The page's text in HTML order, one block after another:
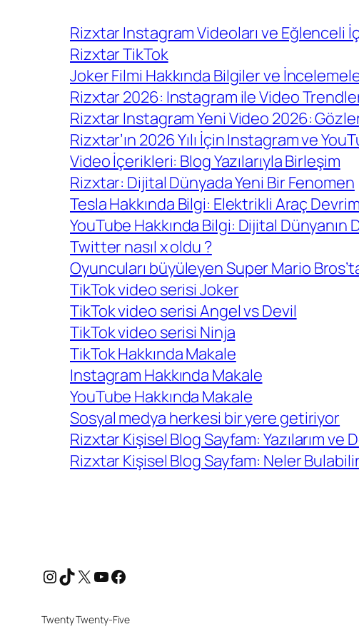
Rizxtar Instagram Videoları ve Eğlenceli
Rizxtar TikTok
Joker Filmi Hakkında Bilgiler ve
Rizxtar 2026: Instagram ile Video
Rizxtar Instagram Yeni Video 2026:
Rizxtar’ın 2026 Yılı İçin Instagram ve
Video İçerikleri: Blog Yazılarıyla Birleşim
Rizxtar: Dijital Dünyada Yeni Bir Fenomen
Tesla Hakkında Bilgi: Elektrikli Araç
YouTube Hakkında Bilgi: Dijital Dünyanın
Twitter nasıl x oldu ?
Oyuncuları büyüleyen Super Mario
TikTok video serisi Joker
TikTok video serisi Angel vs Devil
TikTok video serisi Ninja
TikTok Hakkında Makale
Instagram Hakkında Makale
YouTube Hakkında Makale
Sosyal medya herkesi bir yere getiriyor
Rizxtar Kişisel Blog Sayfam: Yazılarım ve
Rizxtar Kişisel Blog Sayfam: Neler
Instagram
TikTok
X YouTube
Facebook
Twenty Twenty-Five